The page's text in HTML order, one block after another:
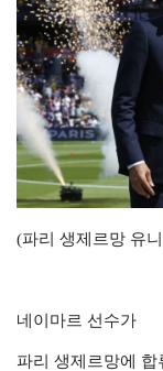
(파리 생제르망 유
네이마르 선수가
파리 생제르망에 합